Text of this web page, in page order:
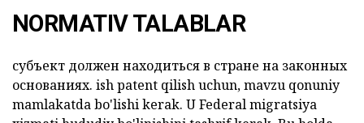
NORMATIV TALABLAR
субъект должен находиться в стране на законных
основаниях. ish patent qilish uchun,mavzu qonuniy
mamlakatda bo'lishi kerak. U Federal migratsiya